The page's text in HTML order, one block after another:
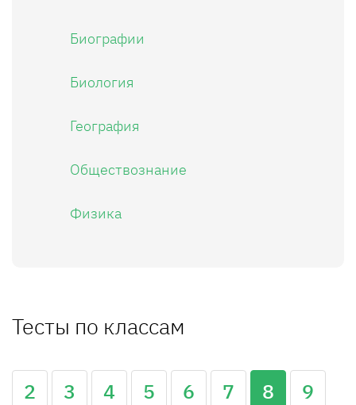
Биографии
Биология
География
Обществознание
Физика
Тесты по классам
2 3 4 5 6 7 8
9